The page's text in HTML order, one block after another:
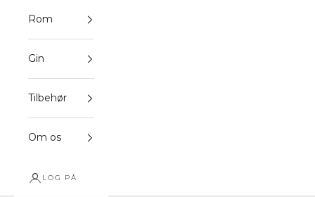
Rom
Gin
Tilbehør
Om os
LOG PÅ